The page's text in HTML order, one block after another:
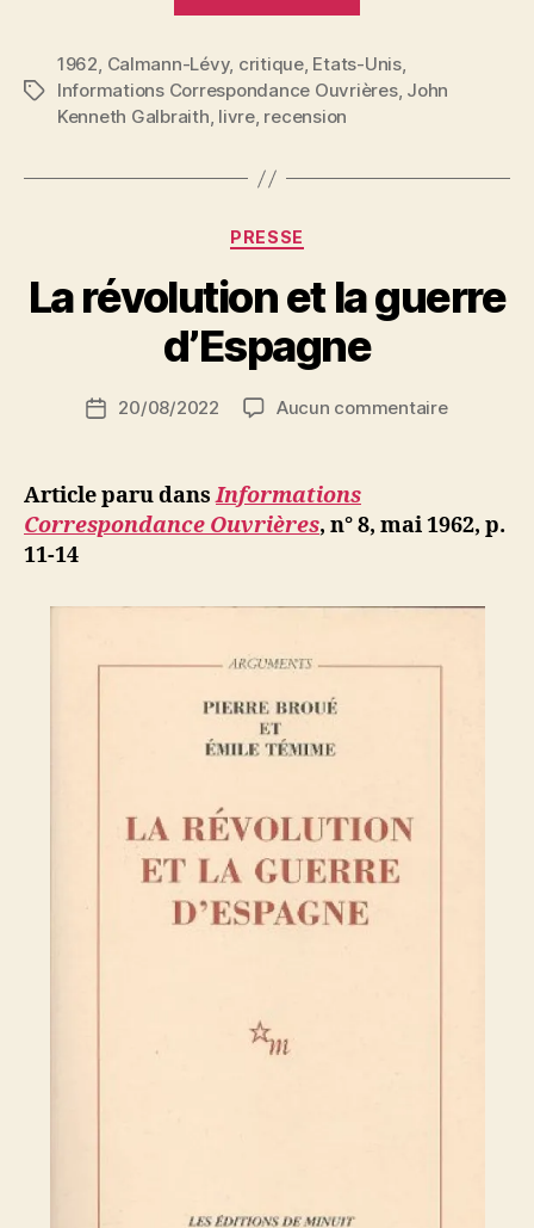
(J.
K.
Étiquettes
1962, Calmann-Lévy, critique, Etats-Unis,
Informations Correspondance Ouvrières, John
Kenneth Galbraith, livre, recension
Catégories
PRESSE
La révolution et la guerre
d’Espagne
a
S
N
ji
Date20/08/2022 Aucun commentairesur
la
guerre
Article paru dansInformations
Correspondance Ouvrières, n° 8, mai 1962, p.
11-14